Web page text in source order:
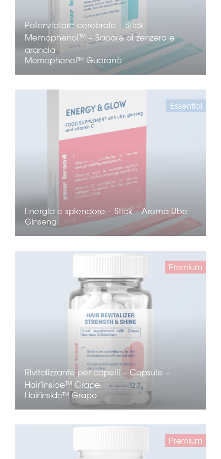
Potenziatore cerebrale – Stick –
Memophenol™ – Sapore di zenzero e
arancia
Memophenol™ Guaranà
Essential
Energia e splendore – Stick – Aroma Ube
Ginseng
Premium
Rivitalizzante per capelli – Capsule –
Hair’Inside™ Grape
Hair'inside™ Grape
Premium